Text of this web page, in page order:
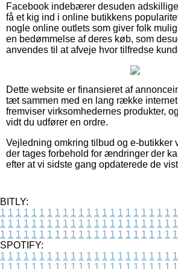
Facebook indebærer desuden
få et kig ind i online butikkens
nogle online outlets som giver folk
en bedømmelse af deres køb, som
anvendes til at afveje hvor tilfredse
Dette website er finansieret af
tæt sammen med en lang række
fremviser virksomhedernes produkter,
vidt du udfører en ordre.
Vejledning omkring tilbud og e-butikker
der tages forbehold for ændringer der
efter at vi sidste gang opdaterede de
BITLY:
1 1 1 1 1 1 1 1 1 1 1 1 1 1 1 1 1 1 1 1 1 1 1
1 1 1 1 1 1 1 1 1 1 1 1 1 1 1 1 1 1 1 1 1 1 1
1 1 1 1 1 1 1 1 1 1 1 1 1 1 1 1 1 1 1 1 1 1 1
SPOTIFY:
1 1 1 1 1 1 1 1 1 1 1 1 1 1 1 1 1 1 1 1 1 1 1
1 1 1 1 1 1 1 1 1 1 1 1 1 1 1 1 1 1 1 1 1 1 1